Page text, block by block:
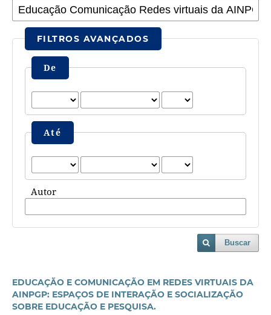
FILTROS AVANÇADOS
De
Até
Autor
Buscar
EDUCAÇÃO E COMUNICAÇÃO EM REDES VIRTUAIS DA
AINPGP: ESPAÇOS DE INTERAÇÃO E SOCIALIZAÇÃO
SOBRE EDUCAÇÃO E PESQUISA.